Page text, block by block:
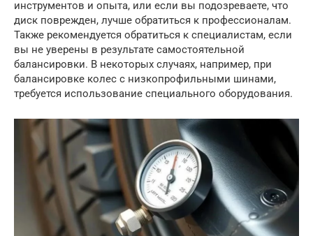
инструментов и опыта, или если вы подозреваете, что
диск поврежден, лучше обратиться к профессионалам.
Также рекомендуется обратиться к специалистам, если
вы не уверены в результате самостоятельной
балансировки. В некоторых случаях, например, при
балансировке колес с низкопрофильными шинами,
требуется использование специального оборудования.